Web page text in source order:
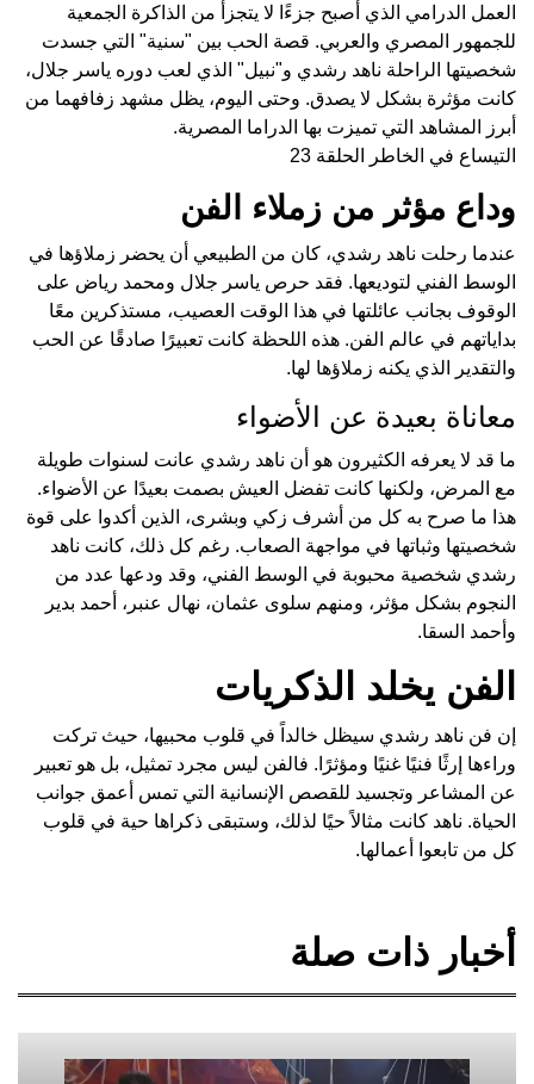
العمل الدرامي الذي أصبح جزءًا لا يتجزأ من الذاكرة الجمعية
للجمهور المصري والعربي. قصة الحب بين "سنية" التي جسدت
شخصيتها الراحلة ناهد رشدي و"نبيل" الذي لعب دوره ياسر جلال،
كانت مؤثرة بشكل لا يصدق. وحتى اليوم، يظل مشهد زفافهما من
أبرز المشاهد التي تميزت بها الدراما المصرية.
التيساع في الخاطر الحلقة 23
وداع مؤثر من زملاء الفن
عندما رحلت ناهد رشدي، كان من الطبيعي أن يحضر زملاؤها في
الوسط الفني لتوديعها. فقد حرص ياسر جلال ومحمد رياض على
الوقوف بجانب عائلتها في هذا الوقت العصيب، مستذكرين معًا
بداياتهم في عالم الفن. هذه اللحظة كانت تعبيرًا صادقًا عن الحب
والتقدير الذي يكنه زملاؤها لها.
معاناة بعيدة عن الأضواء
ما قد لا يعرفه الكثيرون هو أن ناهد رشدي عانت لسنوات طويلة
مع المرض، ولكنها كانت تفضل العيش بصمت بعيدًا عن الأضواء.
هذا ما صرح به كل من أشرف زكي وبشرى، الذين أكدوا على قوة
شخصيتها وثباتها في مواجهة الصعاب. رغم كل ذلك، كانت ناهد
رشدي شخصية محبوبة في الوسط الفني، وقد ودعها عدد من
النجوم بشكل مؤثر، ومنهم سلوى عثمان، نهال عنبر، أحمد بدير
وأحمد السقا.
الفن يخلد الذكريات
إن فن ناهد رشدي سيظل خالداً في قلوب محبيها، حيث تركت
وراءها إرثًا فنيًا غنيًا ومؤثرًا. فالفن ليس مجرد تمثيل، بل هو تعبير
عن المشاعر وتجسيد للقصص الإنسانية التي تمس أعمق جوانب
الحياة. ناهد كانت مثالاً حيًا لذلك، وستبقى ذكراها حية في قلوب
كل من تابعوا أعمالها.
أخبار ذات صلة